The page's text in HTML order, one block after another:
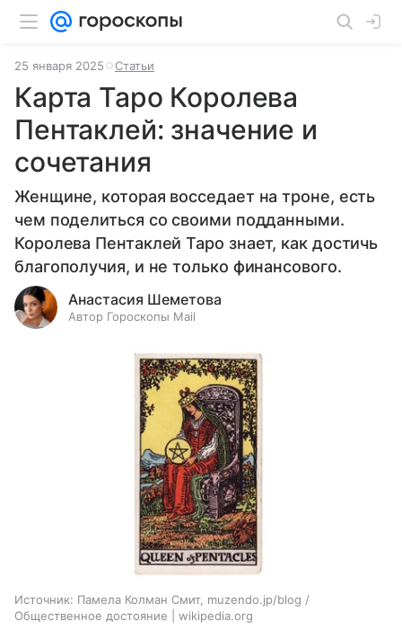
25 января 2025 Статьи
Карта Таро Королева
Пентаклей: значение и
сочетания
Женщине, которая восседает на троне, есть
чем поделиться со своими подданными.
Королева Пентаклей Таро знает, как достичь
благополучия, и не только финансового.
Анастасия Шеметова
Автор Гороскопы Mail
Источник: Памела Колман Смит, muzendo.jp/blog /
Общественное достояние | wikipedia.org